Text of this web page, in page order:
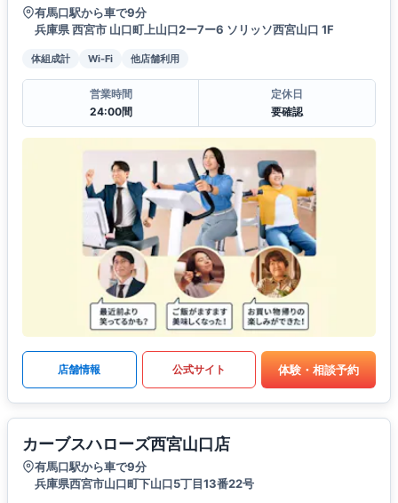
有馬口駅から車で9分
兵庫県 西宮市 山口町上山口2ー7ー6 ソリッソ西宮山口 1F
体組成計 Wi-Fi 他店舗利用
営業時間
24:00間
定休日
要確認
店舗情報 公式サイト 体験・相談予約
カーブスハローズ西宮山口店
有馬口駅から車で9分
兵庫県西宮市山口町下山口5丁目13番22号